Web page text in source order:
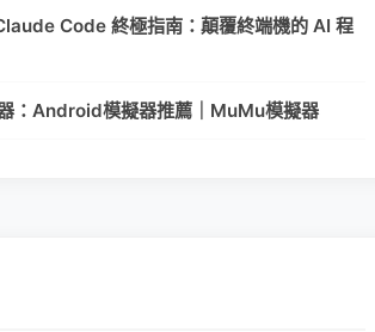
Code 終極指南：顛覆終端機的 AI 程
：Android模擬器推薦｜MuMu模擬器